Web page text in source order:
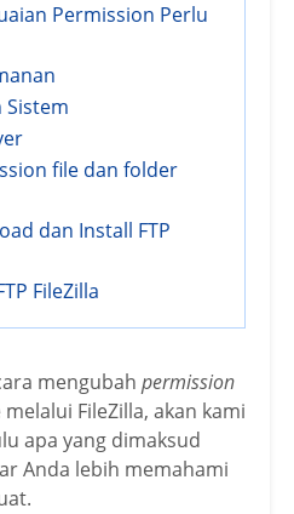
Permission Perlu
Sistem
file dan folder
dan Install FTP
FileZilla
mengubah permission
FileZilla, akan kami
apa yang dimaksud
Anda lebih memahami